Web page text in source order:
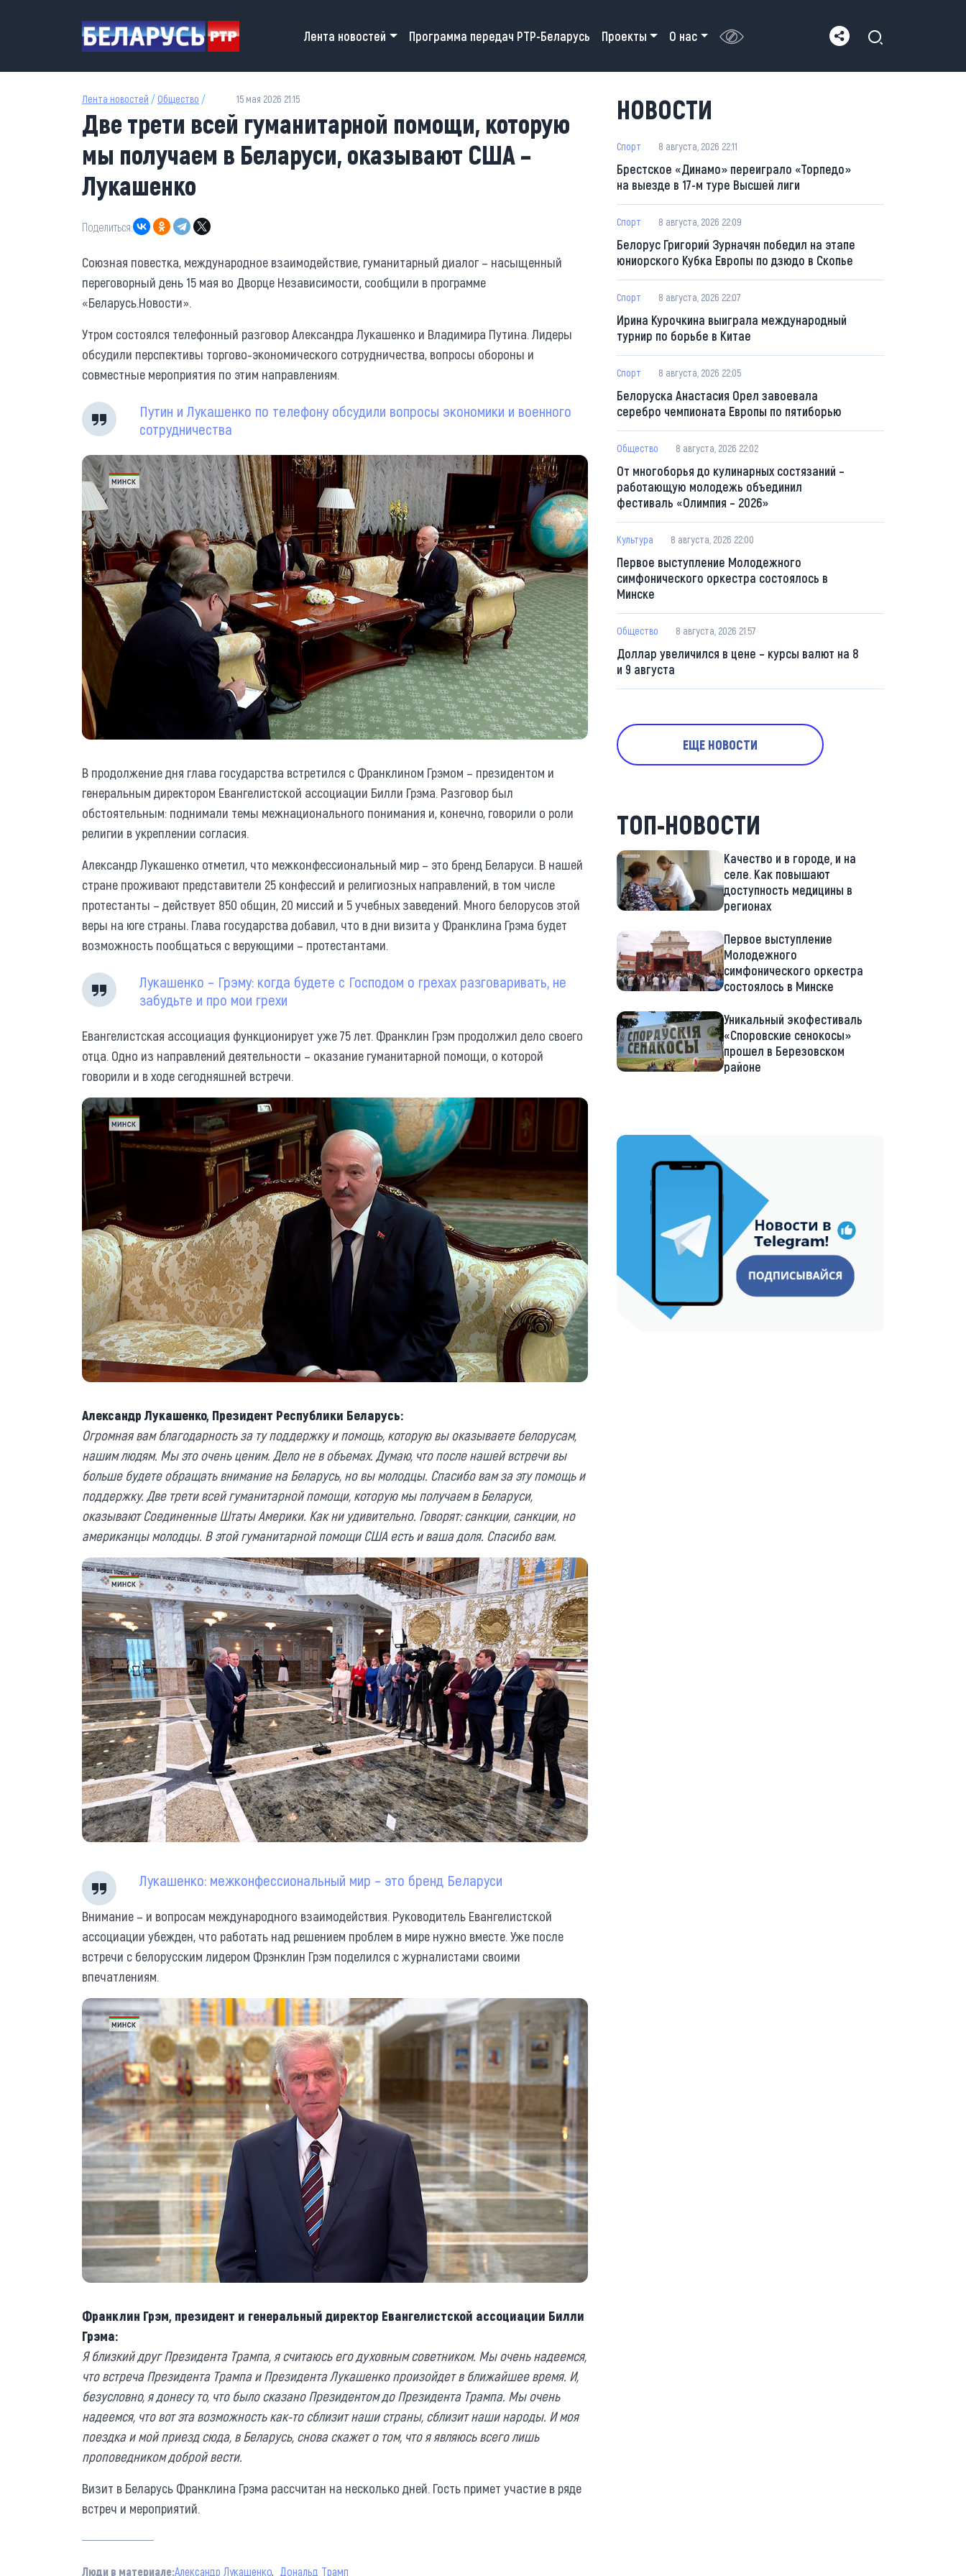
Main navigation
Лента новостей Программа передач РТР-Беларусь Проекты О нас
Лента новостей / Общество / 15 мая 2026 21:15
Две трети всей гуманитарной помощи, которую
мы получаем в Беларуси, оказывают США –
Лукашенко
Поделиться:
Союзная повестка, международное взаимодействие, гуманитарный диалог – насыщенный
переговорный день 15 мая во Дворце Независимости, сообщили в программе
«Беларусь.Новости».
Утром состоялся телефонный разговор Александра Лукашенко и Владимира Путина. Лидеры
обсудили перспективы торгово-экономического сотрудничества, вопросы обороны и
совместные мероприятия по этим направлениям.
Путин и Лукашенко по телефону обсудили вопросы экономики и военного
сотрудничества
В продолжение дня глава государства встретился с Франклином Грэмом – президентом и
генеральным директором Евангелистской ассоциации Билли Грэма. Разговор был
обстоятельным: поднимали темы межнационального понимания и, конечно, говорили о роли
религии в укреплении согласия.
Александр Лукашенко отметил, что межконфессиональный мир – это бренд Беларуси. В нашей
стране проживают представители 25 конфессий и религиозных направлений, в том числе
протестанты – действует 850 общин, 20 миссий и 5 учебных заведений. Много белорусов этой
веры на юге страны. Глава государства добавил, что в дни визита у Франклина Грэма будет
возможность пообщаться с верующими – протестантами.
Лукашенко – Грэму: когда будете с Господом о грехах разговаривать, не
забудьте и про мои грехи
Евангелистская ассоциация функционирует уже 75 лет. Франклин Грэм продолжил дело своего
отца. Одно из направлений деятельности – оказание гуманитарной помощи, о которой
говорили и в ходе сегодняшней встречи.
Александр Лукашенко, Президент Республики Беларусь:
Огромная вам благодарность за ту поддержку и помощь, которую вы оказываете белорусам,
нашим людям. Мы это очень ценим. Дело не в объемах. Думаю, что после нашей встречи вы
больше будете обращать внимание на Беларусь, но вы молодцы. Спасибо вам за эту помощь и
поддержку. Две трети всей гуманитарной помощи, которую мы получаем в Беларуси,
оказывают Соединенные Штаты Америки. Как ни удивительно. Говорят: санкции, санкции, но
американцы молодцы. В этой гуманитарной помощи США есть и ваша доля. Спасибо вам.
Лукашенко: межконфессиональный мир – это бренд Беларуси
Внимание – и вопросам международного взаимодействия. Руководитель Евангелистской
ассоциации убежден, что работать над решением проблем в мире нужно вместе. Уже после
встречи с белорусским лидером Фрэнклин Грэм поделился с журналистами своими
впечатлениям.
Франклин Грэм, президент и генеральный директор Евангелистской ассоциации Билли
Грэма:
Я близкий друг Президента Трампа, я считаюсь его духовным советником. Мы очень надеемся,
что встреча Президента Трампа и Президента Лукашенко произойдет в ближайшее время. И,
безусловно, я донесу то, что было сказано Президентом до Президента Трампа. Мы очень
надеемся, что вот эта возможность как-то сблизит наши страны, сблизит наши народы. И моя
поездка и мой приезд сюда, в Беларусь, снова скажет о том, что я являюсь всего лишь
проповедником доброй вести.
Визит в Беларусь Франклина Грэма рассчитан на несколько дней. Гость примет участие в ряде
встреч и мероприятий.
Люди в материале:Александр Лукашенко Дональд Трамп
НОВОСТИ
Спорт 8 августа, 2026 22:11
Брестское «Динамо» переиграло «Торпедо»
на выезде в 17-м туре Высшей лиги
Спорт 8 августа, 2026 22:09
Белорус Григорий Зурначян победил на этапе
юниорского Кубка Европы по дзюдо в Скопье
Спорт 8 августа, 2026 22:07
Ирина Курочкина выиграла международный
турнир по борьбе в Китае
Спорт 8 августа, 2026 22:05
Белоруска Анастасия Орел завоевала
серебро чемпионата Европы по пятиборью
Общество 8 августа, 2026 22:02
От многоборья до кулинарных состязаний –
работающую молодежь объединил
фестиваль «Олимпия – 2026»
Культура 8 августа, 2026 22:00
Первое выступление Молодежного
симфонического оркестра состоялось в
Минске
Общество 8 августа, 2026 21:57
Доллар увеличился в цене – курсы валют на 8
и 9 августа
ЕЩЕ НОВОСТИ
ТОП-НОВОСТИ
Качество и в городе, и на
селе. Как повышают
доступность медицины в
регионах
Первое выступление
Молодежного
симфонического оркестра
состоялось в Минске
Уникальный экофестиваль
«Споровские сенокосы»
прошел в Березовском
районе
https://t.me/minskctvby